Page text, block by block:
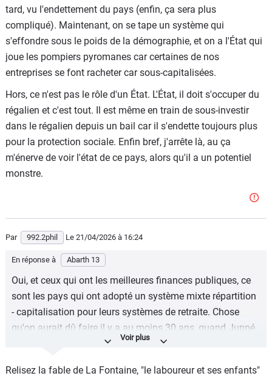
tard, vu l'endettement du pays (enfin, ça sera plus
compliqué). Maintenant, on se tape un système qui
s'effondre sous le poids de la démographie, et on a l'État qui
joue les pompiers pyromanes car certaines de nos
entreprises se font racheter car sous-capitalisées.
Hors, ce n'est pas le rôle d'un État. L'État, il doit s'occuper du
régalien et c'est tout. Il est même en train de sous-investir
dans le régalien depuis un bail car il s'endette toujours plus
pour la protection sociale. Enfin bref, j'arrête là, au ça
m'énerve de voir l'état de ce pays, alors qu'il a un potentiel
monstre.
Par 992.2phil Le 21/04/2026 à 16:24
En réponse à Abarth 13
Oui, et ceux qui ont les meilleures finances publiques, ce
sont les pays qui ont adopté un système mixte répartition
- capitalisation pour leurs systèmes de retraite. Chose
qu'on aurait dû faire il y a au moins 30 ans, quand Juppé
voulait un système universel pour la répartition. C'est à ce
Relisez la fable de La Fontaine, "le laboureur et ses enfants"